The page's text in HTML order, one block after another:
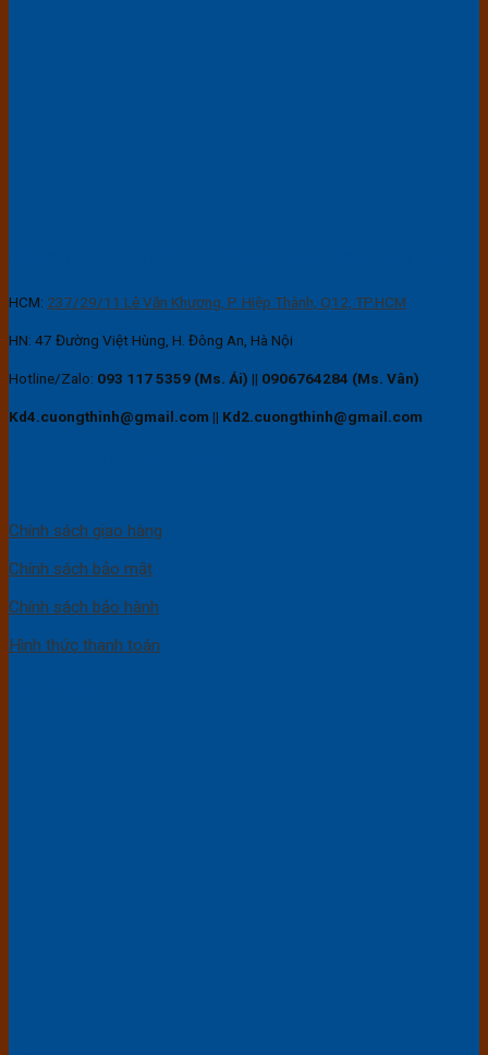
HCM: 237/29/11 Lê Văn Khương, P. Hiệp Thành, Q12, TP.HCM
HN: 47 Đường Việt Hùng, H. Đông An, Hà Nội
Hotline/Zalo: 093 117 5359 (Ms. Ái) || 0906764284 (Ms. Vân)
Kd4.cuongthinh@gmail.com || Kd2.cuongthinh@gmail.com
Chính sách giao hàng
Chính sách bảo mật
Chính sách bảo hành
Hình thức thanh toán